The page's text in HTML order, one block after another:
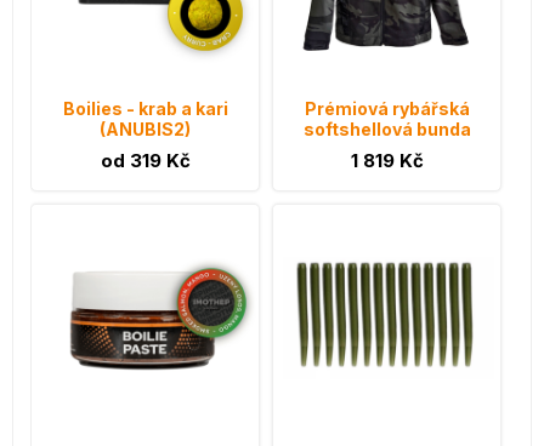
Boilies - krab a kari
(ANUBIS2)
od 319 Kč
Prémiová rybářská
softshellová bunda
1 819 Kč